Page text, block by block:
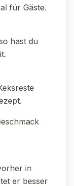
für
sind meist